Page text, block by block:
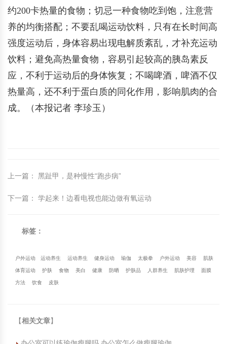
约200卡热量的食物；切忌一种食物吃到饱，注意营
养的均衡搭配；不要乱喝运动饮料，只有在长时间高
强度运动后，身体容易出现电解质紊乱，才补充运动
饮料；避免高热量食物，容易引起较高的胰岛素反
应，不利于运动后的身体恢复；不喝啤酒，啤酒不仅
热量高，还不利于蛋白质的同化作用，影响肌肉的合
成。（本报记者 李珍玉）
上一篇 ： 黑趾甲，是种慢性“跑步病”
下一篇 ： 学起来！边看电视也能边做有氧运动
标签：
户外运动 运动养生 运动养生 健身运动 瑜伽 太极拳 户外运动 美容 肌肤
体育运动 护肤 食物 美白 健康 防晒 护肤品 人群养生 肌肤护理 面膜
方法 饮食 皮肤
【相关文章】